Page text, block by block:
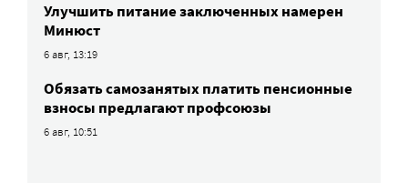
Улучшить питание заключенных намерен
Минюст
6 авг, 13:19
Обязать самозанятых платить пенсионные
взносы предлагают профсоюзы
6 авг, 10:51